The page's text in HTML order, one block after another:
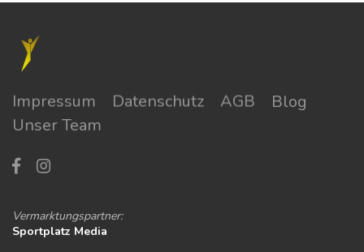
Impressum Datenschutz AGB
Blog
Unser Team
Vermarktungspartner:
Sportplatz Media